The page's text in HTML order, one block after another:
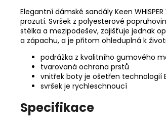
Elegantní dámské sandály Keen
prozutí. Svršek z polyesterové
stélka a mezipodešev, zajišťuje jednak
a zápachu, a je přitom ohleduplná k
podrážka z kvalitního gumového
tvarovaná ochrana prstů
vnitřek boty je ošetřen technologií
svršek je rychleschnoucí
Specifikace